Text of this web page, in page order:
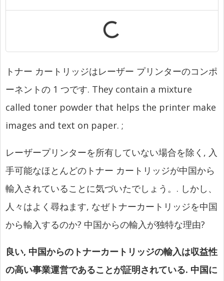
トナー カートリッジはレーザー プリンターのコンポ
ーネントの 1 つです. They contain a mixture
called toner powder that helps the printer make
images and text on paper. ;
レーザープリンターを所有していない場合を除く, 入
手可能なほとんどのトナー カートリッジが中国から
輸入されていることに気づいたでしょう。. しかし、
人々はよく尋ねます, なぜトナーカートリッジを中国
から輸入するのか? 中国からの輸入が独特な理由?
良い, 中国からのトナーカートリッジの輸入は収益性
の高い事業運営であることが証明されている. 中国に